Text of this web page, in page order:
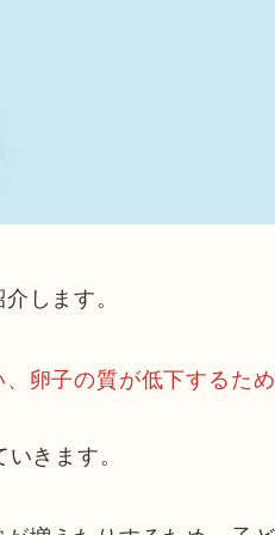
します。
卵子の質が低下するため
きます。